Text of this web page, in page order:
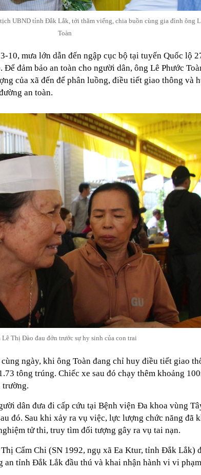
UBND tỉnh Đắk Lắk, tới thăm viếng, chia buồn cùng gia đình ông
Toàn
10, mưa lớn dẫn đến ngập cục bộ tại tuyến Quốc lộ
Để đảm bảo an toàn cho người dân, ông Lê Phước
của xã đến để phân luồng, điều tiết giao thông và
an toàn.
Lê Thị Đào đau đớn trước sự hy sinh của con trai
ngày, khi ông Toàn đang chỉ huy điều tiết giao
tông trúng. Chiếc xe sau đó chạy thêm khoảng
dân đưa đi cấp cứu tại Bệnh viện Đa khoa vùng
đó. Sau khi xảy ra vụ việc, lực lượng chức năng đã
tử thi, truy tìm đối tượng gây ra vụ tai nạn.
Cẩm Chi (SN 1992, ngụ xã Ea Ktur, tỉnh Đắk Lắk)
an tỉnh Đắk Lắk đầu thú và khai nhận hành vi vi